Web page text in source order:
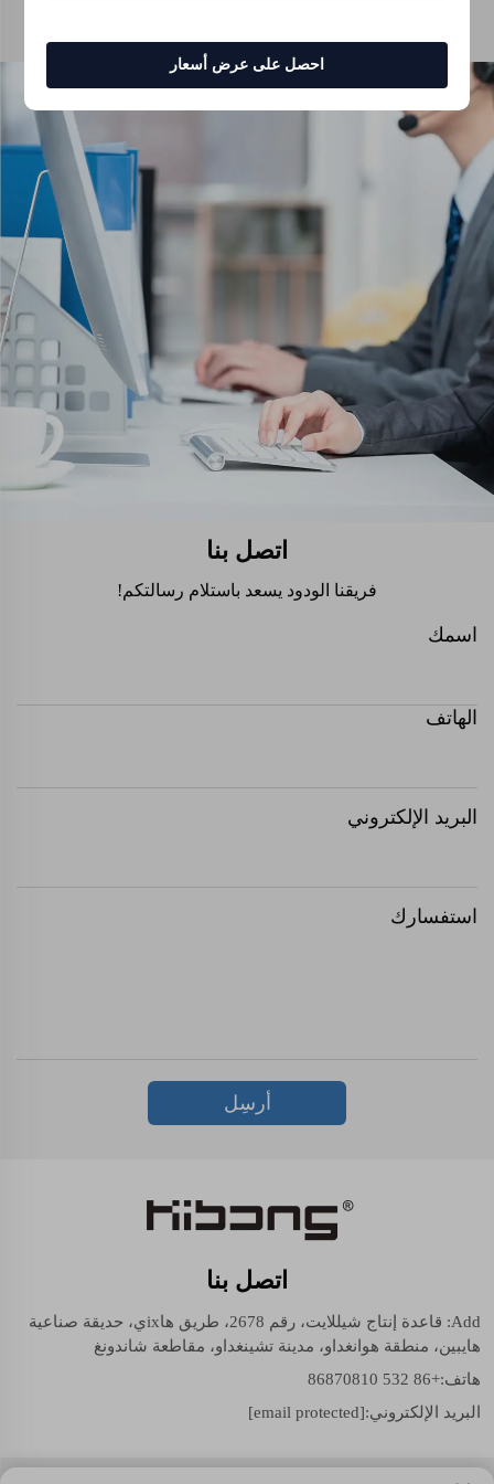
اتصل بنا
فريقنا الودود يسعد باستلام رسالتكم!
اسمك
الهاتف
البريد الإلكتروني
استفسارك
أرسِل
اتصل بنا
Add: قاعدة إنتاج شيللايت، رقم 2678، طريق هاixي، حديقة صناعية
هايبين، منطقة هوانغداو، مدينة تشينغداو، مقاطعة شاندونغ
هاتف:+86 532 86870810
البريد الإلكتروني:[email protected]
احصل على عرض أسعار